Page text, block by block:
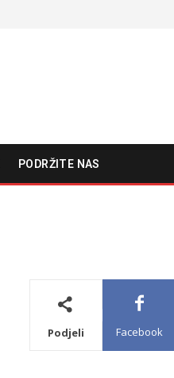
PODRŽITE NAS
Podjeli Facebook